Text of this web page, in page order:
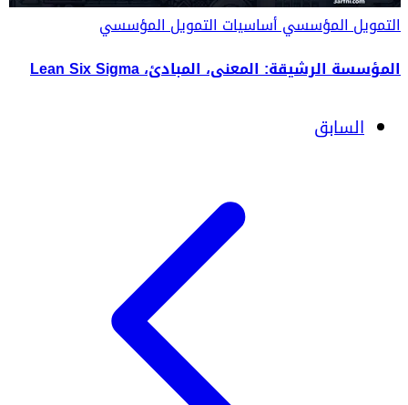
التمويل المؤسسيأساسيات التمويل المؤسسي
المؤسسة الرشيقة: المعنى، المبادئ، Lean Six Sigma
السابق